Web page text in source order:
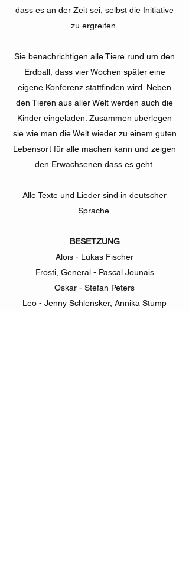
dass es an der Zeit sei, selbst die Initiative
zu ergreifen.
Sie benachrichtigen alle Tiere rund um den
Erdball, dass vier Wochen später eine
eigene Konferenz stattfinden wird. Neben
den Tieren aus aller Welt werden auch die
Kinder eingeladen. Zusammen überlegen
sie wie man die Welt wieder zu einem guten
Lebensort für alle machen kann und zeigen
den Erwachsenen dass es geht.
Alle Texte und Lieder sind in deutscher
Sprache.
BESETZUNG
Alois - Lukas Fischer
Frosti, General - Pascal Jounais
Oskar - Stefan Peters
Leo - Jenny Schlensker, Annika Stump